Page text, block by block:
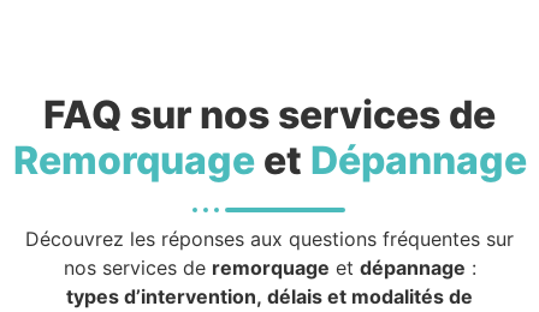
FAQ sur nos services de
Remorquageet Dépannage
Découvrez les réponses aux questions fréquentes sur
nos services de remorquage et dépannage :
types d’intervention, délais et modalités de